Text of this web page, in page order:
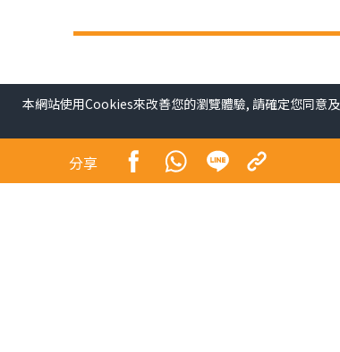
分享
本網站使用Cookies來改善您的瀏覽體驗, 請確定您同意